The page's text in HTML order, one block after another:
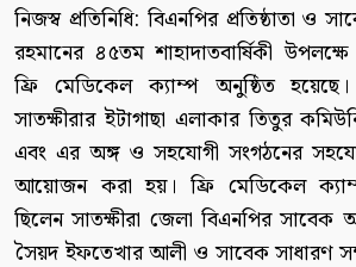
নিজস্ব প্রতিনিধি: বিএনপির প্রতিষ্ঠাতা ও
রহমানের ৪৫তম শাহাদাতবার্ষিকী উপলক্ষে
ফ্রি মেডিকেল ক্যাম্প অনুষ্ঠিত
সাতক্ষীরার ইটাগাছা এলাকার তিতুর
এবং এর অঙ্গ ও সহযোগী সংগঠনের
আয়োজন করা হয়। ফ্রি মেডিকেল
ছিলেন সাতক্ষীরা জেলা বিএনপির
সৈয়দ ইফতেখার আলী ও সাবেক সাধারণ